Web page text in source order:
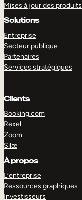
Mises à jour des produits
Solutions
Entreprise
Secteur publique
Partenaires
Services stratégiques
Clients
Booking.com
Rexel
Zoom
Silæ
À propos
L’entreprise
Ressources graphiques
Investisseurs